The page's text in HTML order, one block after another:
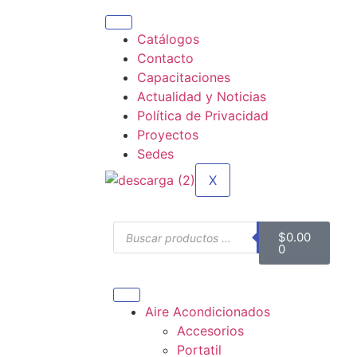
Catálogos
Contacto
Capacitaciones
Actualidad y Noticias
Política de Privacidad
Proyectos
Sedes
X
$0.00
0
Aire Acondicionados
Accesorios
Portatil